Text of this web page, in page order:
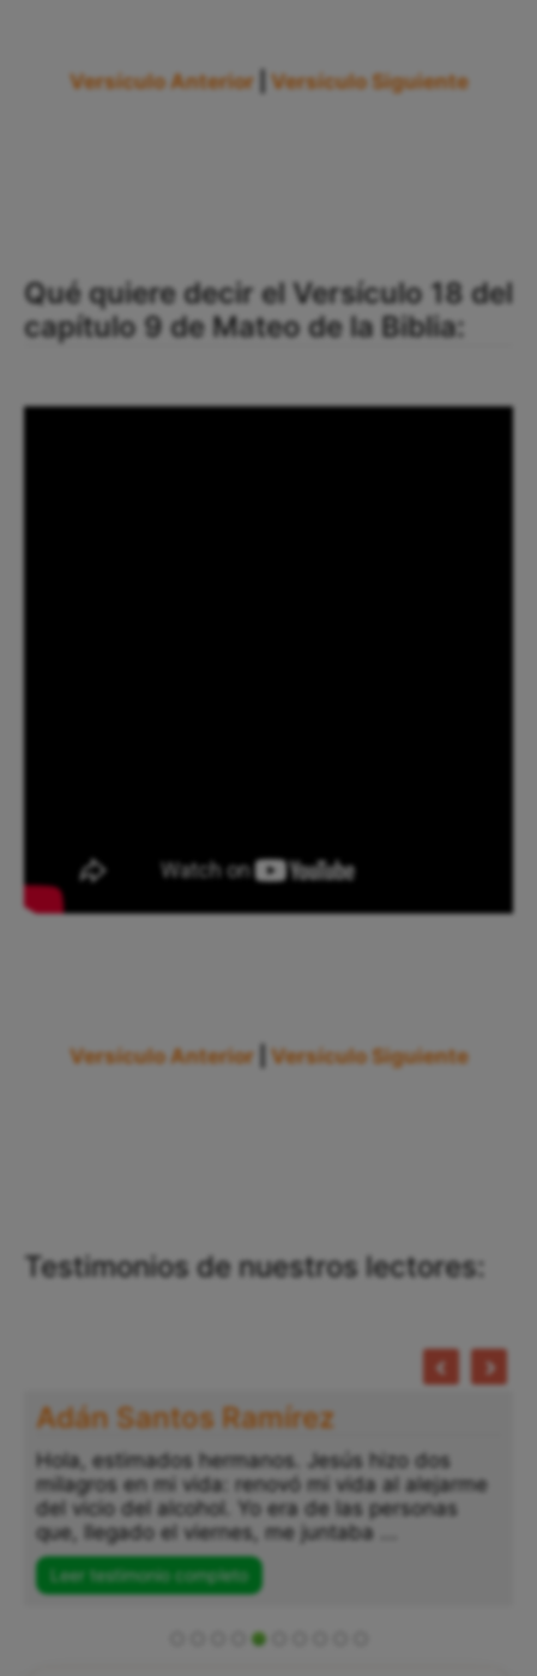
Versículo Anterior Versículo Siguiente
Qué quiere decir el Versículo 18 del
capítulo 9 de Mateo de la Biblia:
Versículo Anterior Versículo Siguiente
Testimonios de nuestros lectores:
Adán Santos Ramírez
Hola, estimados hermanos. Jesús hizo dos
milagros en mi vida: renovó mi vida al alejarme
del vicio del alcohol. Yo era de las personas
que, llegado el viernes, me juntaba ...
Leer testimonio completo